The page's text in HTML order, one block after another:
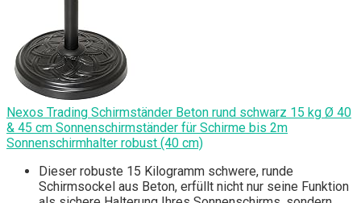
Nexos Trading Schirmständer Beton rund schwarz 15 kg Ø 40
& 45 cm Sonnenschirmständer für Schirme bis 2m
Sonnenschirmhalter robust (40 cm)
Dieser robuste 15 Kilogramm schwere, runde
Schirmsockel aus Beton, erfüllt nicht nur seine Funktion